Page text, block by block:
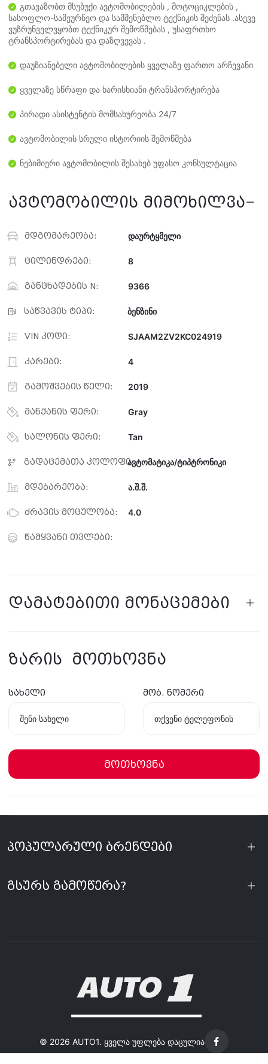
გთავაზობთ მსუბუქი ავტომობილების , მოტოციკლების ,
სასოფლო-სამეურნეო და სამშენებლო ტექნიკის შეძენას .ასევე
ვუზრუნველვყობთ ტექნიკურ შემოწმებას , უსაფრთხო
ტრანსპორტირებას და დაზღვევას .
დაუზიანებელი ავტომობილების ყველაზე ფართო არჩევანი
ყველაზე სწრაფი და ხარისხიანი ტრანსპორტირება
პირადი ასისტენტის მომსახურეობა 24/7
ავტომობილის სრული ისტორიის შემოწმება
ნებიმიერი ავტომობილის შესახებ უფასო კონსულტაცია
ავტომობილის მიმოხილვა
მდგომარეობა: დაურტყმელი
ცილინდრები: 8
განცხადების N: 9366
საწვავის ტიპი: ბენზინი
VIN კოდი: SJAAM2ZV2KC024919
კარები: 4
გამოშვების წელი: 2019
მანქანის ფერი: Gray
სალონის ფერი: Tan
გადაცემათა კოლოფი:ავტომატიკა/ტიპტრონიკი
მდებარეობა: ა.შ.შ.
ძრავის მოცულობა: 4.0
წამყვანი თვლები:
დამატებითი მონაცემები
ზარის მოთხოვნა
სახელი მობ. ნომერი
მოთხოვნა
პოპულარული ბრენდები
გსურს გამოწერა?
© 2026 AUTO1. ყველა უფლება დაცულია